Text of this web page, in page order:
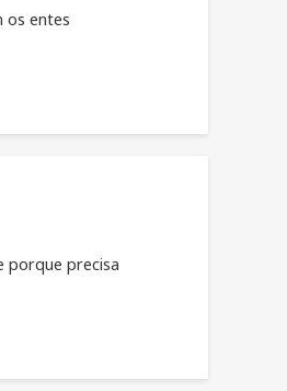
os entes
porque precisa